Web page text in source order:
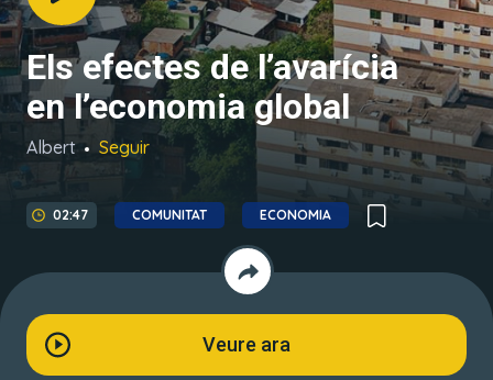
Els efectes de l’avarícia
en l’economia global
Albert Seguir
02:47 COMUNITAT ECONOMIA
Veure ara